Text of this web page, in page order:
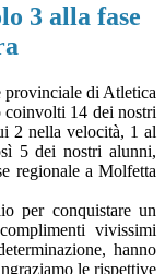
3 alla fase
provinciale di Atletica
coinvolti 14 dei nostri
2 nella velocità, 1 al
5 dei nostri alunni,
regionale a Molfetta
per conquistare un
vivissimi
hanno
le rispettive